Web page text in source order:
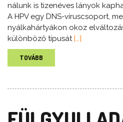
nálunk is tizenéves lányok
A HPV egy DNS-víruscsoport,
nyálkahártyákon okoz
különböző típusát[…]
TOVÁBB